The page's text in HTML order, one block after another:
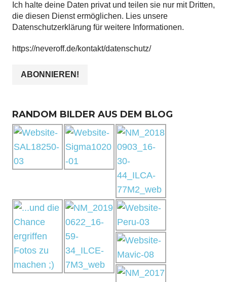
Ich halte deine Daten privat und teilen sie nur mit Dritten,
die diesen Dienst ermöglichen. Lies unsere
Datenschutzerklärung für weitere Informationen.
https://neveroff.de/kontakt/datenschutz/
RANDOM BILDER AUS DEM BLOG